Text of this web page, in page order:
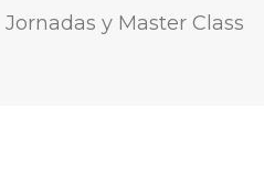
Jornadas y Master Class